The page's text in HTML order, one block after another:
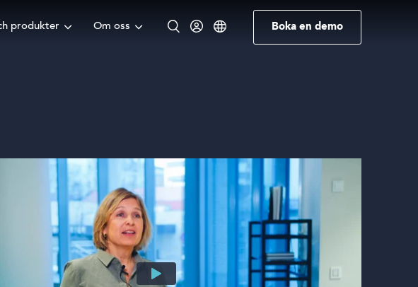
produkter Om oss Boka en demo